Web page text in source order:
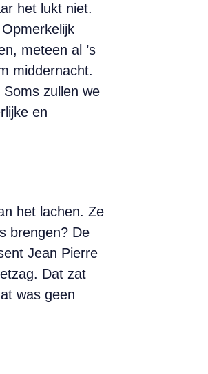
het lukt niet.
meteen al ’s
middernacht.
zullen we
en
het lachen. Ze
brengen? De
Jean Pierre
Dat zat
was geen